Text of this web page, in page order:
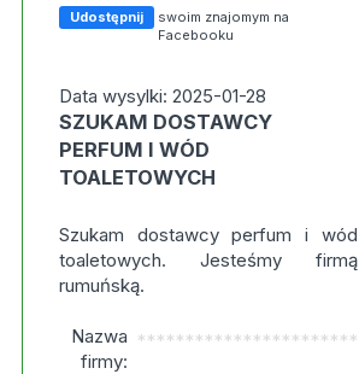
Udostępnij
swoim znajomym na
Facebooku
Data wysylki: 2025-01-28
SZUKAM DOSTAWCY
PERFUM I WÓD
TOALETOWYCH
Szukam dostawcy perfum i wód
toaletowych. Jesteśmy firmą
rumuńską.
Nazwa
firmy:
***********************